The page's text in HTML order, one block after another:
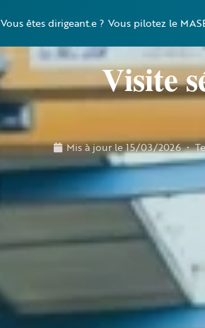
Vous êtes dirigeant.e ? Vous pilotez le
Visite
Mis à jour le15/03/2026 •